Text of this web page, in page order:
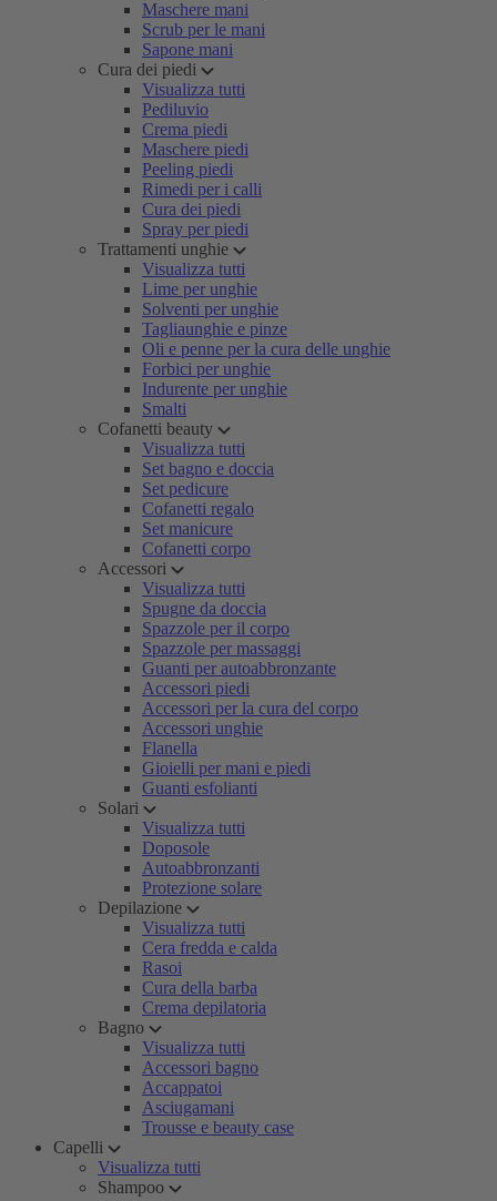
Maschere mani
Scrub per le mani
Sapone mani
Cura dei piedi
Visualizza tutti
Pediluvio
Crema piedi
Maschere piedi
Peeling piedi
Rimedi per i calli
Cura dei piedi
Spray per piedi
Trattamenti unghie
Visualizza tutti
Lime per unghie
Solventi per unghie
Tagliaunghie e pinze
Oli e penne per la cura delle unghie
Forbici per unghie
Indurente per unghie
Smalti
Cofanetti beauty
Visualizza tutti
Set bagno e doccia
Set pedicure
Cofanetti regalo
Set manicure
Cofanetti corpo
Accessori
Visualizza tutti
Spugne da doccia
Spazzole per il corpo
Spazzole per massaggi
Guanti per autoabbronzante
Accessori piedi
Accessori per la cura del corpo
Accessori unghie
Flanella
Gioielli per mani e piedi
Guanti esfolianti
Solari
Visualizza tutti
Doposole
Autoabbronzanti
Protezione solare
Depilazione
Visualizza tutti
Cera fredda e calda
Rasoi
Cura della barba
Crema depilatoria
Bagno
Visualizza tutti
Accessori bagno
Accappatoi
Asciugamani
Trousse e beauty case
Capelli
Visualizza tutti
Shampoo